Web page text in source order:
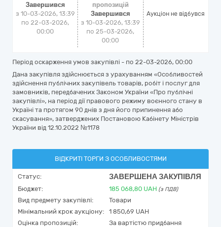
Завершився
з 10-03-2026, 13:39
по 22-03-2026,
00:00
пропозицій
Завершився
з 10-03-2026, 13:39
по 25-03-2026,
00:00
Аукціон не відбувся
Період оскарження умов закупівлі - по 22-03-2026, 00:00
Дана закупівля здійснюється з урахуванням «Особливостей
здійснення публічних закупівель товарів, робіт і послуг для
замовників, передбачених Законом України «Про публічні
закупівлі», на період дії правового режиму воєнного стану в
Україні та протягом 90 днів з дня його припинення або
скасування», затверджених Постановою Кабінету Міністрів
України від 12.10.2022 №1178
ВІДКРИТІ ТОРГИ З ОСОБЛИВОСТЯМИ
Статус: ЗАВЕРШЕНА ЗАКУПІВЛЯ
Бюджет: 185 068,80 UAH (з ПДВ)
Вид предмету закупівлі:
Товари
Мінімальний крок аукціону:
1 850,69 UAH
Оцінка пропозицій:
За вартістю придбання